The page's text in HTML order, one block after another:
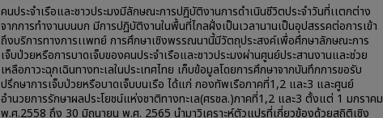
คนประจำเรือและชาวประมงมีลักษณะการปฏิบัติงานการดำเนินชีวิตประจำวันที่เเตกต่าง
จากการทำงานบนบก มีการปฏิบัติงานในพื้นที่ไกลฝั่งเป็นเวลานานเป็นอุปสรรคต่อการเข้า
ถึงบริการทางการเเพทย์ การศึกษาเชิงพรรณนานี้มีวัตถุประสงค์เพื่อศึกษาลักษณะการ
เจ็บป่วยหรือการบาดเจ็บของคนประจำเรือและชาวประมงผ่านศูนย์ประสานงานและช่วย
เหลือภาวะฉุกเฉินทางทะเลในประเทศไทย เก็บข้อมูลโดยการศึกษาจากบันทึกการขอรับ
ปรึกษาการเจ็บป่วยหรือบาดเจ็บบนเรือ ได้แก่ กองทัพเรือภาคที่1,2 และ3 และศูนย์
อำนวยการรักษาผลประโยชน์แห่งชาติทางทะเล(ศรชล.)ภาคที่1,2 และ3 ตั้งแต่ 1 มกราคม
พ.ศ.2558 ถึง 30 มิถุนายน พ.ศ. 2565 นำมาวิเคราะห์ตัวแปรที่เกี่ยวข้องด้วยสถิติเชิง